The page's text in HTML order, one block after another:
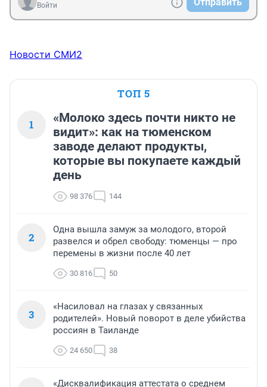
оставалось только к кому-то это приклеить. И
начались так называемы залоговые аукционы, где
гиганты советской индустрии. «слуги народа»
«Уралмаш», Красноярские алюминиевые заводы.
Советский человек, тогда уже бывший, но ментально
всё тот же, наблюдал за всем этим, как
Войти
Новости СМИ2
ТОП 5
1
«Молоко здесь почти никто не
видит»: как на тюменском
заводе делают продукты,
которые вы покупаете каждый
день
98 376 144
2
Одна вышла замуж за молодого, второй
развелся и обрел свободу: тюменцы — про
перемены в жизни после 40 лет
30 816 50
3
«Насиловал на глазах у связанных
родителей». Новый поворот в деле убийства
россиян в Таиланде
24 650 38
«Дисквалификация аттестата о среднем